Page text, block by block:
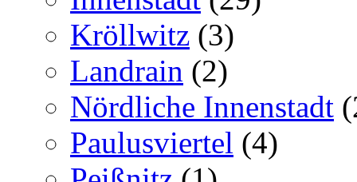
Kröllwitz (3)
Landrain (2)
Nördliche Innenstadt
Paulusviertel (4)